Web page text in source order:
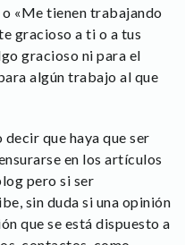
«Me tienen trabajando
gracioso a ti o a tus
gracioso ni para el
algún trabajo al que
que haya que ser
en los artículos
pero si ser
sin duda si una opinión
que se está dispuesto a